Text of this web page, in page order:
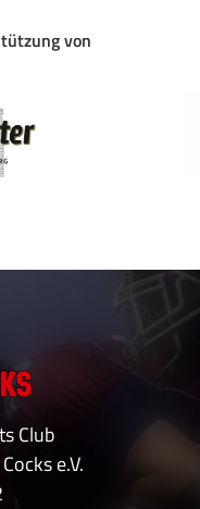
von
Club
e.V.